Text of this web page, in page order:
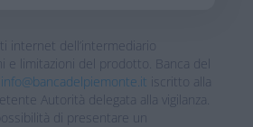
dell’intermediario
limitazioni del prodotto. Banca del
info@bancadelpiemonte.it iscritto alla
Autorità delegata alla vigilanza.
di presentare un